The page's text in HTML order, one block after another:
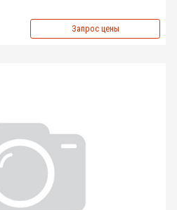
Запрос цены